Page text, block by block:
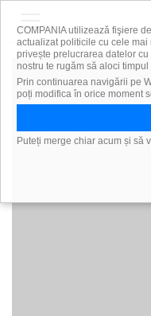
COMPANIA utilizează fişiere
actualizat politicile cu cele
privește prelucrarea datelor
nostru te rugăm să aloci
Prin continuarea navigării pe
poți modifica în orice moment
Puteți merge chiar acum și să